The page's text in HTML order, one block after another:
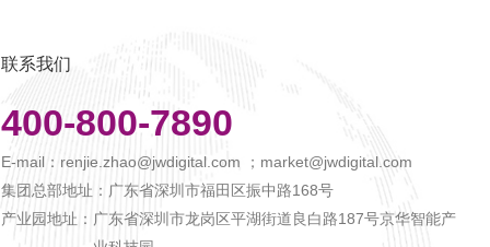
联系我们
400-800-7890
E-mail： renjie.zhao@jwdigital.com ；market@jwdigital.com
集团总部地址： 广东省深圳市福田区振中路168号
产业园地址： 广东省深圳市龙岗区平湖街道良白路187号京华智能产